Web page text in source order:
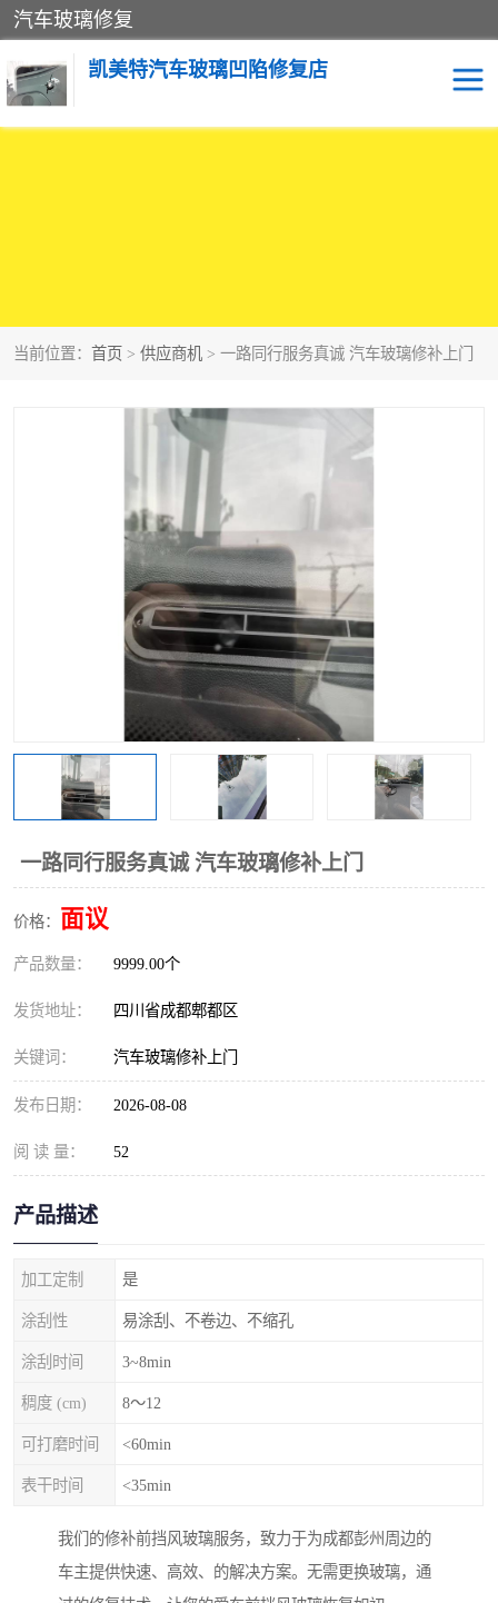
汽车玻璃修复
凯美特汽车玻璃凹陷修复店
当前位置： 首页 > 供应商机 > 一路同行服务真诚 汽车玻璃修补上门
一路同行服务真诚 汽车玻璃修补上门
价格： 面议
产品数量： 9999.00个
发货地址： 四川省成都郫都区
关键词： 汽车玻璃修补上门
发布日期： 2026-08-08
阅 读 量： 52
产品描述
加工定制 是
涂刮性 易涂刮、不卷边、不缩孔
涂刮时间 3~8min
稠度 (cm) 8～12
可打磨时间 <60min
表干时间 <35min
我们的修补前挡风玻璃服务，致力于为成都彭州周边的
车主提供快速、高效、的解决方案。无需更换玻璃，通